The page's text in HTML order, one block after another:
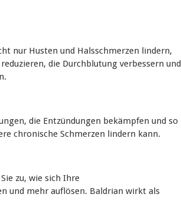
nur Husten und Halsschmerzen lindern,
die Durchblutung verbessern und
die Entzündungen bekämpfen und so
chronische Schmerzen lindern kann.
zu, wie sich Ihre
und mehr auflösen. Baldrian wirkt als